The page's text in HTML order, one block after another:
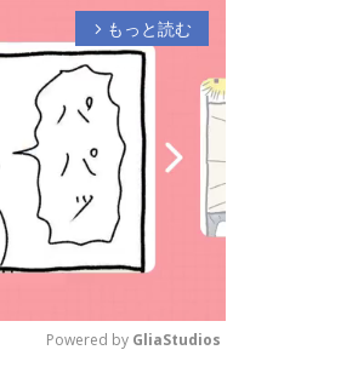
arrow_forward_ios もっと読む
Powered by GliaStudios